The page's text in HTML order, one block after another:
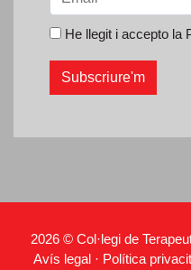
He llegit i accepto la
2026 © Col·legi de
Avís legal· Política